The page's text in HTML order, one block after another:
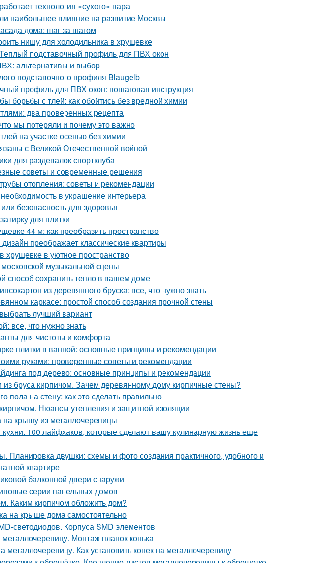
технология «сухого» пара
наибольшее влияние на развитие Москвы
дома: шаг за шагом
нишу для холодильника в хрущевке
подставочный профиль для ПВХ окон
альтернативы и выбор
подставочного профиля Blaugelb
профиль для ПВХ окон: пошаговая инструкция
борьбы с тлей: как обойтись без вредной химии
два проверенных рецепта
мы потеряли и почему это важно
на участке осенью без химии
с Великой Отечественной войной
для раздевалок спортклуба
советы и современные решения
отопления: советы и рекомендации
в украшение интерьера
безопасность для здоровья
для плитки
44 м: как преобразить пространство
преображает классические квартиры
хрущевке в уютное пространство
музыкальной сцены
способ сохранить тепло в вашем доме
из деревянного бруска: все, что нужно знать
каркасе: простой способ создания прочной стены
лучший вариант
все, что нужно знать
для чистоты и комфорта
плитки в ванной: основные принципы и рекомендации
руками: проверенные советы и рекомендации
под дерево: основные принципы и рекомендации
из бруса кирпичом. Зачем деревянному дому кирпичные стены?
пола на стену: как это сделать правильно
Нюансы утепления и защитной изоляции
на крышу из металлочерепицы
100 лайфхаков, которые сделают вашу кулинарную жизнь еще
Планировка двушки: схемы и фото создания практичного, удобного и
квартире
балконной двери снаружи
серии панельных домов
Каким кирпичом обложить дом?
на крыше дома самостоятельно
светодиодов. Корпуса SMD элементов
металлочерепицу. Монтаж планок конька
металлочерепицу. Как установить конек на металлочерепицу